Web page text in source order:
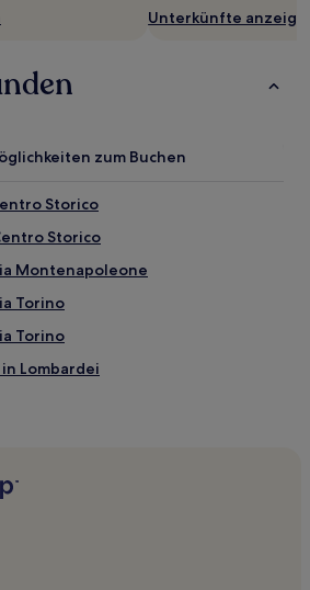
Unterkünfte
zum Buchen
Storico
Storico
Montenapoleone
Torino
Torino
Lombardei
Frühstück in Lombardei